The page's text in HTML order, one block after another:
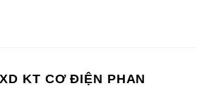
KT CƠ ĐIỆN PHAN